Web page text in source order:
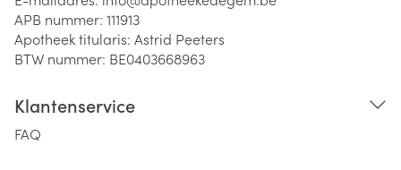
APB nummer: 111913
Apotheek titularis: Astrid Peeters
BTW nummer: BE0403668963
Klantenservice
FAQ